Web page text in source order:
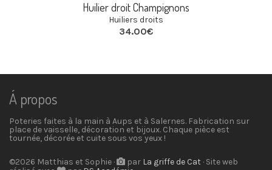
Huilier droit Champignons
Huiliers droits
34.00€
Á propos
Poteries faites à la main à Aups et à Salernes. Fabrication sur
place de vaisselle, décoration et bijoux. Chaque pièce est
tournée, décorée et cuite sous vos yeux !
©2026 Matthias et Sophie · par La griffe de Cat · Site web